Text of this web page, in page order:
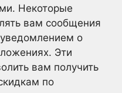
Некоторые
вам сообщения
о
Эти
вам получить
по